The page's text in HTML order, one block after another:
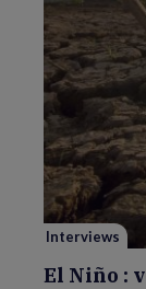
Interviews
El Niño :